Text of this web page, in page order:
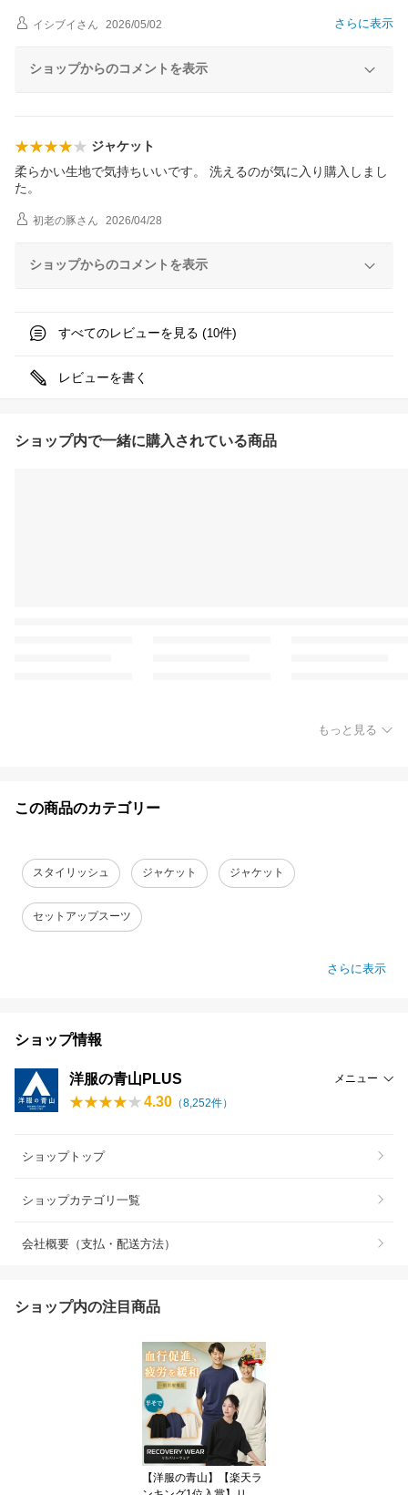
さらに表示
イシブイ さん 2026/05/02
ショップからのコメントを表示
ジャケット
柔らかい生地で気持ちいいです。 洗えるのが気に入り購入しまし
た。
初老の豚さん 2026/04/28
ショップからのコメントを表示
すべてのレビューを見る (10件)
レビューを書く
ショップ内で一緒に購入されている商品
もっと見る
この商品のカテゴリー
スタイリッシュ ジャケット ジャケット
セットアップスーツ
さらに表示
ショップ情報
洋服の青山PLUS メニュー
4.30 （8,252件）
ショップトップ
ショップカテゴリ一覧
会社概要（支払・配送方法）
ショップ内の注目商品
【洋服の青山】【楽天ラ